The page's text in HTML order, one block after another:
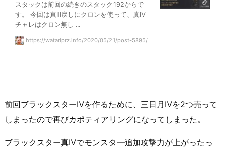
スタックは前回の続きのスタック192からで
す。 今回は真Ⅲ戻しにクロンを使って、真Ⅳ
チャレはクロン無し ...
https://watariprz.info/2020/05/21/post-5895/
前回ブラックスターⅣを作るために、三日月Ⅳを2つ売って
しまったので再びカポティアリングになってしまった。
ブラックスター真Ⅳでモンスタ―追加攻撃力が上がったっ